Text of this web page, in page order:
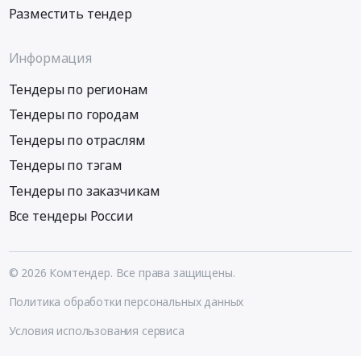
Разместить тендер
Информация
Тендеры по регионам
Тендеры по городам
Тендеры по отраслям
Тендеры по тэгам
Тендеры по заказчикам
Все тендеры России
© 2026 Комтендер. Все права защищены.
Политика обработки персональных данных
Условия использования сервиса